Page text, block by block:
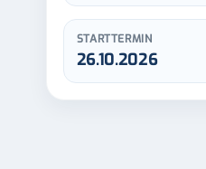
STARTTERMIN
26.10.2026